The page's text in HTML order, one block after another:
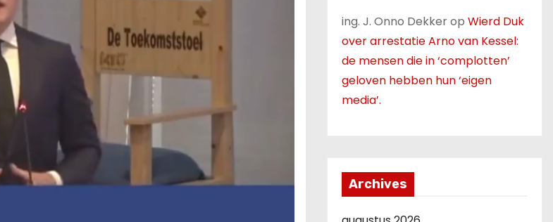
ing. J. Onno Dekkerop Wierd Duk
over arrestatie Arno van Kessel:
de mensen die in ‘complotten’
geloven hebben hun ‘eigen
media’.
Archives